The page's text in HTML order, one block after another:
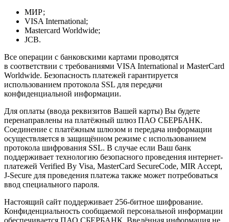
МИР;
VISA International;
Mastercard Worldwide;
JCB.
Все операции с банковскими картами проводятся
в соответствии с требованиями VISA International и MasterCard
Worldwide. Безопасность платежей гарантируется
использованием протокола SSL для передачи
конфиденциальной информации.
Для оплаты (ввода реквизитов Вашей карты) Вы будете
перенаправлены на платёжный шлюз ПАО СБЕРБАНК.
Соединение с платёжным шлюзом и передача информации
осуществляется в защищённом режиме с использованием
протокола шифрования SSL. В случае если Ваш банк
поддерживает технологию безопасного проведения интернет-
платежей Verified By Visa, MasterCard SecureCode, MIR Accept,
J-Secure для проведения платежа также может потребоваться
ввод специального пароля.
Настоящий сайт поддерживает 256-битное шифрование.
Конфиденциальность сообщаемой персональной информации